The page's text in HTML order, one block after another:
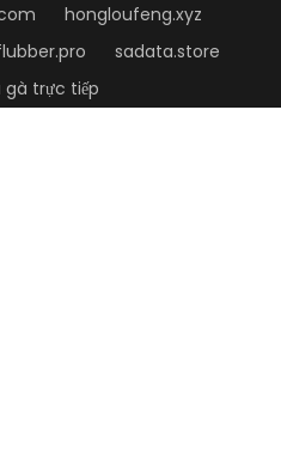
hongloufeng.xyz
sadata.store
gà trực tiếp